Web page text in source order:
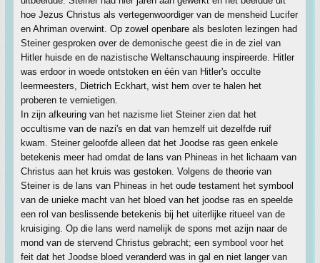
hoe Jezus Christus als vertegenwoordiger van de mensheid Lucifer
en Ahriman overwint. Op zowel openbare als besloten lezingen had
Steiner gesproken over de demonische geest die in de ziel van
Hitler huisde en de nazistische Weltanschauung inspireerde. Hitler
was erdoor in woede ontstoken en één van Hitler's occulte
leermeesters, Dietrich Eckhart, wist hem over te halen het
proberen te vernietigen.
In zijn afkeuring van het nazisme liet Steiner zien dat het
occultisme van de nazi's en dat van hemzelf uit dezelfde ruif
kwam. Steiner geloofde alleen dat het Joodse ras geen enkele
betekenis meer had omdat de lans van Phineas in het lichaam van
Christus aan het kruis was gestoken. Volgens de theorie van
Steiner is de lans van Phineas in het oude testament het symbool
van de unieke macht van het bloed van het joodse ras en speelde
een rol van beslissende betekenis bij het uiterlijke ritueel van de
kruisiging. Op die lans werd namelijk de spons met azijn naar de
mond van de stervend Christus gebracht; een symbool voor het
feit dat het Joodse bloed veranderd was in gal en niet langer van